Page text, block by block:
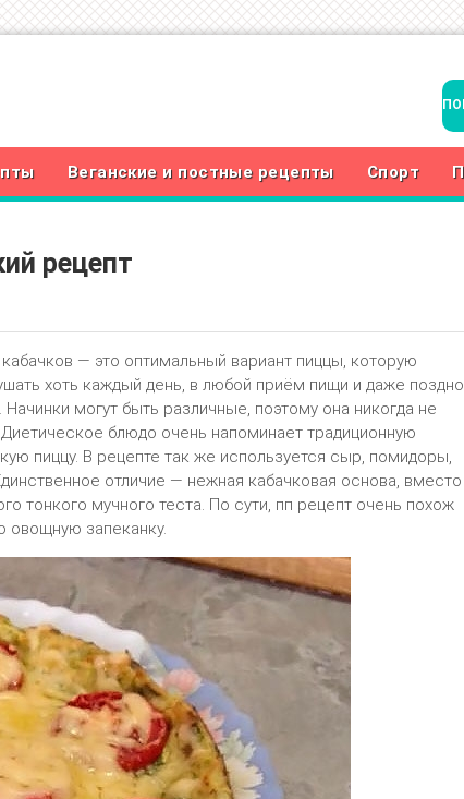
Веганские и постные рецепты Спорт
рецепт
— это оптимальный вариант пиццы, которую
хоть каждый день, в любой приём пищи и даже поздно
могут быть различные, поэтому она никогда не
блюдо очень напоминает традиционную
пиццу. В рецепте так же используется сыр, помидоры,
отличие — нежная кабачковая основа, вместо
тонкого мучного теста. По сути, пп рецепт очень похож
овощную запеканку.